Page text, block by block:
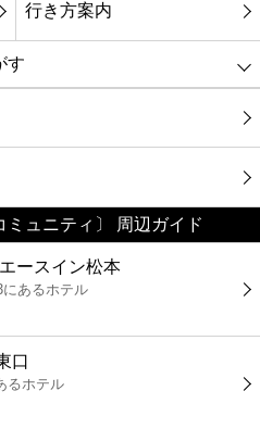
行き方案内
す
ュニティ〕 周辺ガイド
ースイン松本
あるホテル
口
るホテル